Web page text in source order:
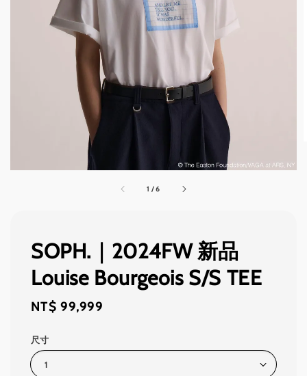
1 /6
SOPH.｜2024FW 新品
Louise Bourgeois S/S TEE
Regular
NT$ 99,999
尺寸